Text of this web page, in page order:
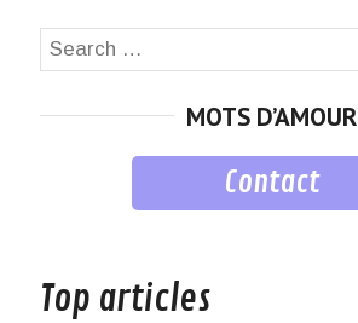
Search
MOTS D’AMOUR
Contact
Top articles